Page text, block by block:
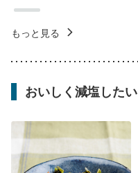
もっと見る
おいしく減塩したい